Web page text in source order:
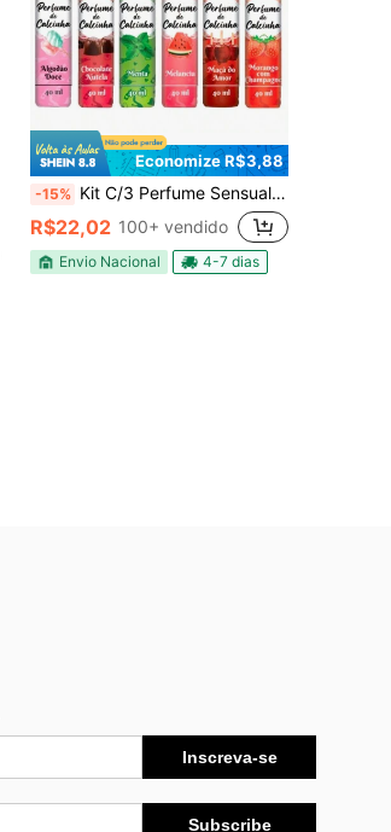
Economize R$3,88
-15% Kit C/3 Perfume Sensual Aromático em Spray 40 mL - Apinil Festa Junina
R$22,02 100+ vendido
Envio Nacional 4-7 dias
Inscreva-se
Subscribe